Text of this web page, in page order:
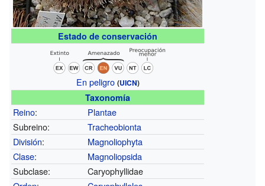
Estado de conservación
En peligro (UICN)
Taxonomía
Reino:
Plantae
Subreino:
Tracheobionta
División:
Magnoliophyta
Clase:
Magnoliopsida
Subclase:
Caryophyllidae